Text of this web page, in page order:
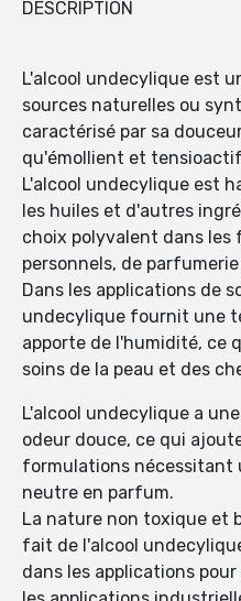
DESCRIPTION
L'alcool undecylique est
sources naturelles ou
caractérisé par sa
qu'émollient et
L'alcool undecylique est
les huiles et d'autres
choix polyvalent dans les
personnels, de
Dans les applications de
undecylique fournit une
apporte de l'humidité, ce
soins de la peau et des
L'alcool undecylique a
odeur douce, ce qui
formulations nécessitant
neutre en parfum.
La nature non toxique et
fait de l'alcool
dans les applications